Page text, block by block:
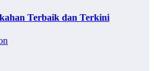
Terbaik dan Terkini